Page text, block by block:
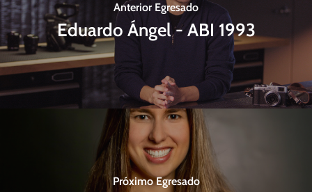
Anterior Egresado
Eduardo Ángel - ABI 1993
Próximo Egresado